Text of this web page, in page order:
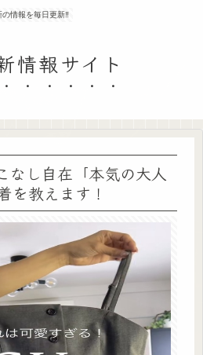
の情報を毎日更新‼
情報サイト
なし自在「本気の大人
を教えます！